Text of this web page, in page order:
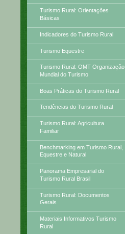
Turismo Rural: Orientações
Básicas
Indicadores do Turismo Rural
Turismo Equestre
Turismo Rural: OMT Organização
Mundial do Turismo
Boas Práticas do Turismo Rural
Tendências do Turismo Rural
Turismo Rural: Agricultura
Familiar
Benchmarking em Turismo Rural,
Equestre e Natural
Panorama Empresarial do
Turismo Rural Brasil
Turismo Rural: Documentos
Gerais
Materiais Informativos Turismo
Rural